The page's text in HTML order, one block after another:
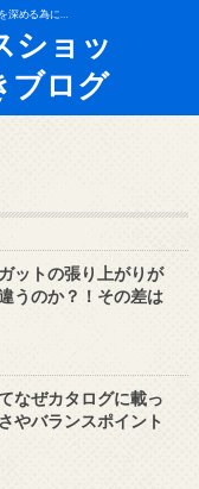
深める為に…
ョッ
ブログ
ットの張り上がりが
うのか？！その差は
なぜカタログに載っ
やバランスポイント